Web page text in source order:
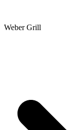
Weber Grill